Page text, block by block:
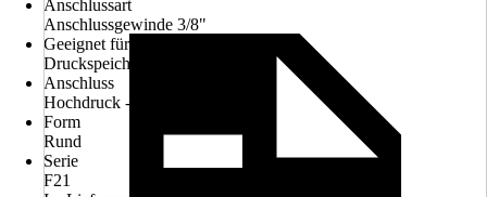
Anschlussart
Anschlussgewinde 3/8"
Geeignet für
Druckspeicher, Durchlauferhitzer
Anschluss
Hochdruck - druckfest
Form
Rund
Serie
F21